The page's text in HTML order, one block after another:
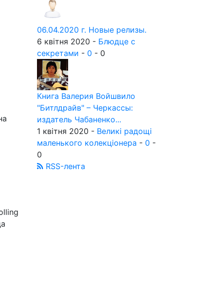
06.04.2020 г. Новые релизы.
6 квітня 2020 - Блюдце с
секретами - 0 - 0
Книга Валерия Войшвило
"Битлдрайв" – Черкассы:
издатель Чабаненко...
1 квітня 2020 - Великі радощі
маленького колекціонера - 0 -
0
RSS-лента